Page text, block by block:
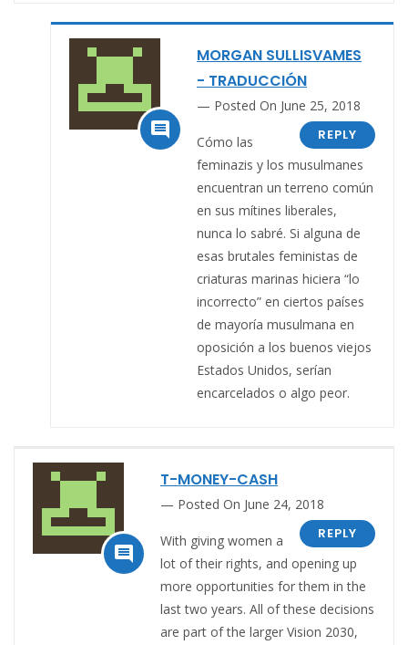

MORGAN SULLISVAMES
- TRADUCCIÓN
Posted On June 25, 2018
REPLY
Cómo las
feminazis y los musulmanes
encuentran un terreno común
en sus mítines liberales,
nunca lo sabré. Si alguna de
esas brutales feministas de
criaturas marinas hiciera “lo
incorrecto” en ciertos países
de mayoría musulmana en
oposición a los buenos viejos
Estados Unidos, serían
encarcelados o algo peor.

T-MONEY-CASH
Posted On June 24, 2018
REPLY
With giving women a
lot of their rights, and opening up
more opportunities for them in the
last two years. All of these decisions
are part of the larger Vision 2030,